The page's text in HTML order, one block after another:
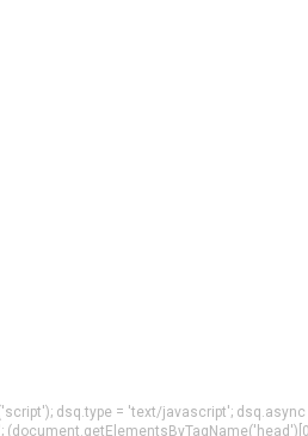
dsq.type = 'text/javascript'; dsq.async